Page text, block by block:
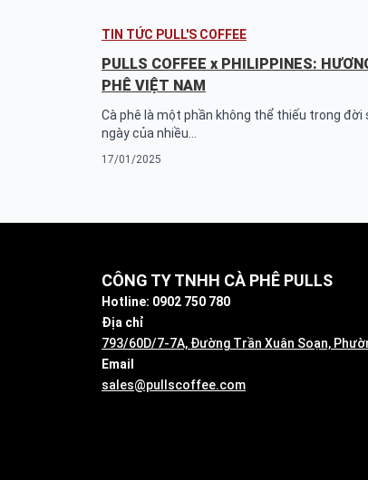
TIN TỨC PULL'S COFFEE
PULLS COFFEE x PHILIPPINES:
PHÊ VIỆT NAM
Cà phê là một phần không thể thiếu trong đời
ngày của nhiều…
17/01/2025
CÔNG TY TNHH CÀ PHÊ PULLS
Hotline: 0902 750 780
Địa chỉ
793/60D/7-7A, Đường Trần Xuân Soạn,
Email
sales@pullscoffee.com